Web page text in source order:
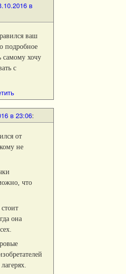
в
ваш
подробное
самому хочу
с
в 23:06:
от
не
что
она